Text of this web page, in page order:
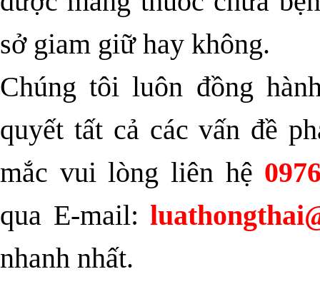
sở giam giữ hay không.
Chúng tôi luôn đồng
quyết tất cả các vấn đề
mắc vui lòng liên hệ
qua E-mail:
nhanh nhất.